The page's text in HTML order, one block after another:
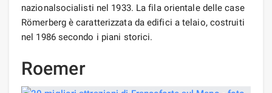
nazionalsocialisti nel 1933. La fila orientale delle case
Römerberg è caratterizzata da edifici a telaio, costruiti
nel 1986 secondo i piani storici.
Roemer